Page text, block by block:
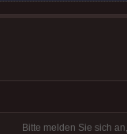
Bitte melden Sie sich